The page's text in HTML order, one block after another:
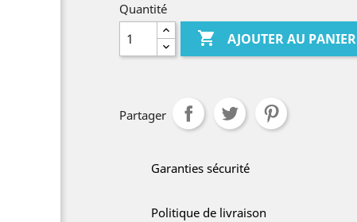
Quantité
 AJOUTER AU PANIER
Partager
Garanties sécurité
Politique de livraison